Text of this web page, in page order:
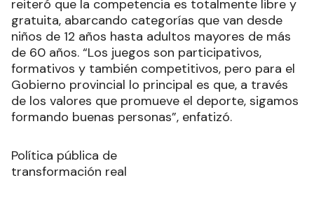
reiteró que la competencia es totalmente libre y
gratuita, abarcando categorías que van desde
niños de 12 años hasta adultos mayores de más
de 60 años. “Los juegos son participativos,
formativos y también competitivos, pero para el
Gobierno provincial lo principal es que, a través
de los valores que promueve el deporte, sigamos
formando buenas personas”, enfatizó.
Política pública de
transformación real